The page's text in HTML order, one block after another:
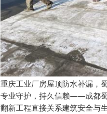
重庆工业厂房屋顶防水补漏，
专业守护，持久信赖——成都
翻新工程直接关系建筑安全与